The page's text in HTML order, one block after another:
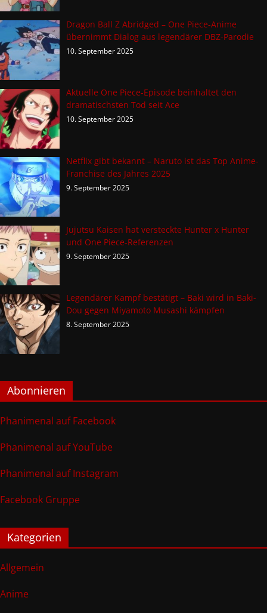
Dragon Ball Z Abridged – One Piece-Anime
übernimmt Dialog aus legendärer DBZ-Parodie
10. September 2025
Aktuelle One Piece-Episode beinhaltet den
dramatischsten Tod seit Ace
10. September 2025
Netflix gibt bekannt – Naruto ist das Top Anime-
Franchise des Jahres 2025
9. September 2025
Jujutsu Kaisen hat versteckte Hunter x Hunter
und One Piece-Referenzen
9. September 2025
Legendärer Kampf bestätigt – Baki wird in Baki-
Dou gegen Miyamoto Musashi kämpfen
8. September 2025
Abonnieren
Phanimenal auf Facebook
Phanimenal auf YouTube
Phanimenal auf Instagram
Facebook Gruppe
Kategorien
Allgemein
Anime